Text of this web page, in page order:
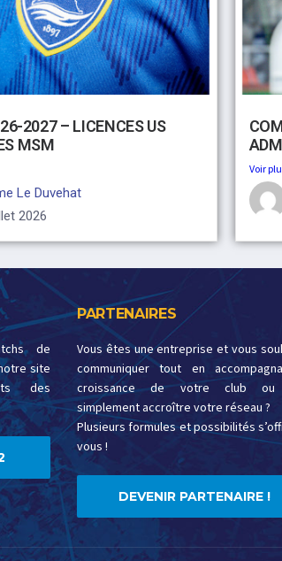
2027 – LICENCES US
MSM
Le Duvehat
2026
Voir
de
site
des
PARTENAIRES
Vous êtes une entreprise et vous
communiquer tout en
croissance de votre club
simplement accroître votre réseau ?
Plusieurs formules et possibilités
vous !
DEVENIR PARTENAIRE !